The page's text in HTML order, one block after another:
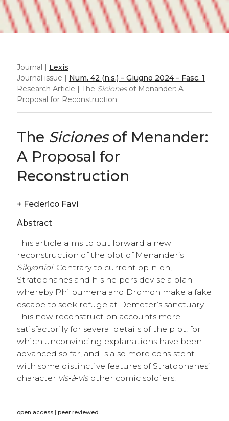
Journal | Lexis
Journal issue | Num. 42 (n.s.) – Giugno 2024 – Fasc. 1
Research Article | The Sicionesof Menander: A
Proposal for Reconstruction
The Sicionesof Menander:
A Proposal for
Reconstruction
+ Federico Favi
Abstract
This article aims to put forward a new
reconstruction of the plot of Menander’s
Sikyonioi. Contrary to current opinion,
Stratophanes and his helpers devise a plan
whereby Philoumena and Dromon make a fake
escape to seek refuge at Demeter’s sanctuary.
This new reconstruction accounts more
satisfactorily for several details of the plot, for
which unconvincing explanations have been
advanced so far, and is also more consistent
with some distinctive features of Stratophanes’
character vis‑à‑visother comic soldiers.
open access| peer reviewed